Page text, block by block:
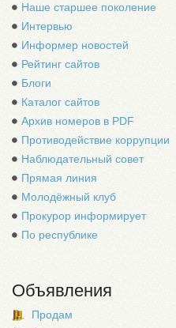
Наше старшее поколение
Интервью
Информер новостей
Рейтинг сайтов
Блоги
Каталог сайтов
Архив номеров в PDF
Противодействие коррупции
Наблюдательный совет
Прямая линия
Молодёжный клуб
Прокурор информирует
По республике
Объявления
Продам